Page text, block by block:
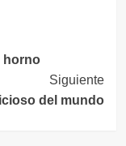
horno
Siguiente
del mundo